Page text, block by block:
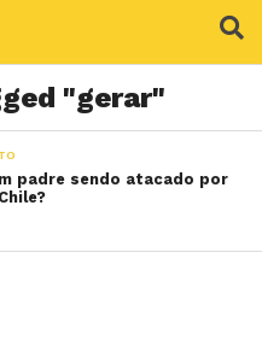
"gerar"
padre sendo atacado por